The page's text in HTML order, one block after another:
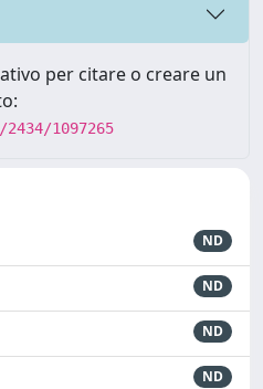
per citare o creare un
1097265
ND
ND
ND
ND